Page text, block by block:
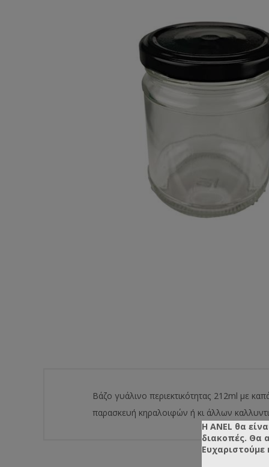
Βάζο γυάλινο περιεκτικότητας 212ml με
παρασκευή κηραλοιφών ή κι άλλων
Η ANEL θα
διακοπές. Θα
Ευχαριστούμε